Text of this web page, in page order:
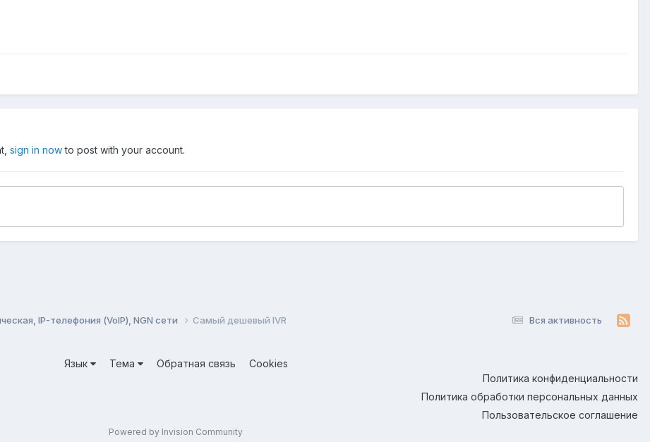
sign in nowto post with your account.
Вся активность
IP-телефония (VoIP), NGN сети Самый дешевый IVR
Язык Тема Обратная связь
Cookies
Политика конфиденциальности
Политика обработки персональных данных
Пользовательское соглашение
Powered by Invision Community